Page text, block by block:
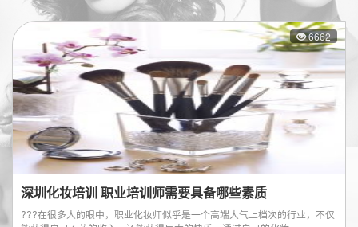
6662
深圳化妆培训 职业培训师需要具备哪些素质
???在很多人的眼中，职业化妆师似乎是一个高端大气上档次的行业，不仅